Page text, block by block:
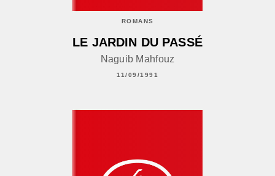
ROMANS
LE JARDIN DU PASSÉ
Naguib Mahfouz
11/09/1991